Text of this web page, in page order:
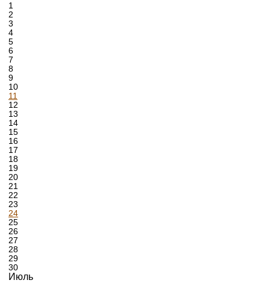
1
2
3
4
5
6
7
8
9
10
11
12
13
14
15
16
17
18
19
20
21
22
23
24
25
26
27
28
29
30
Июль